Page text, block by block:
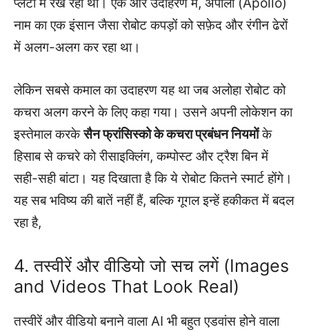
नाम का एक इंसान जैसा रोबोट कपड़ों को सफ़ेद और रंगीन ढेरों
में अलग-अलग कर रहा था।
लेकिन सबसे कमाल का उदाहरण यह था जब अलोहा रोबोट को
कचरा अलग करने के लिए कहा गया। उसने अपनी लोकेशन का
इस्तेमाल करकेसैन फ्रांसिस्को के कचरा प्रबंधन नियमोंके
हिसाब से कचरे को रीसाइक्लिंग, कम्पोस्ट और ट्रैश बिन में
सही-सही बांटा। यह दिखाता है कि ये रोबोट कितने स्मार्ट होंगे।
यह सब भविष्य की बातें नहीं हैं, बल्कि गूगल इन्हें हकीकत में बदल
रहा है,
4. तस्वीरें और वीडियो जो सच लगें (Images
and Videos That Look Real)
तस्वीरें और वीडियो बनाने वाला AI भी बहुत एडवांस होने वाला